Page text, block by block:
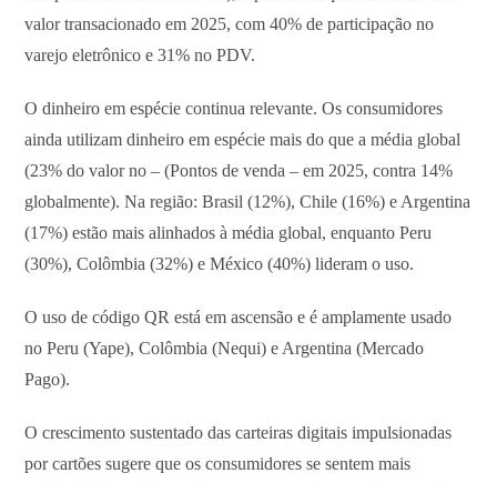
valor transacionado em 2025, com 40% de participação no
varejo eletrônico e 31% no PDV.
O dinheiro em espécie continua relevante. Os consumidores
ainda utilizam dinheiro em espécie mais do que a média global
(23% do valor no – (Pontos de venda – em 2025, contra 14%
globalmente). Na região: Brasil (12%), Chile (16%) e Argentina
(17%) estão mais alinhados à média global, enquanto Peru
(30%), Colômbia (32%) e México (40%) lideram o uso.
O uso de código QR está em ascensão e é amplamente usado
no Peru (Yape), Colômbia (Nequi) e Argentina (Mercado
Pago).
O crescimento sustentado das carteiras digitais impulsionadas
por cartões sugere que os consumidores se sentem mais